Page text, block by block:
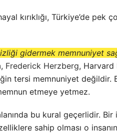
kırıklığı, Türkiye’de pek
gidermek memnuniyet
Frederick Herzberg, Harvard
tersi memnuniyet değildir.
etmeye yetmez.
bu kural geçerlidir. Bir
sahip olması o